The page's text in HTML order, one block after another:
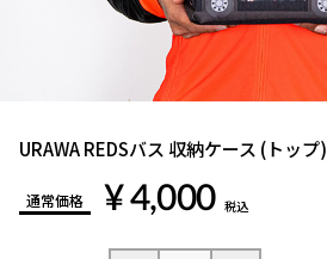
URAWA REDSバス 収納ケース (トップ)
通常価格 ¥ 4,000 税込